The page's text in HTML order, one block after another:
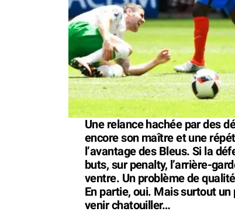
Une relance hachée par des
encore son maître et une
l’avantage des Bleus. Si la
buts, sur penalty, l’arrière-
ventre. Un problème de
En partie, oui. Mais surtout
venir chatouiller…